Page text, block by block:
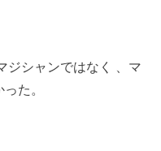
ジシャンではなく 、マ
た。